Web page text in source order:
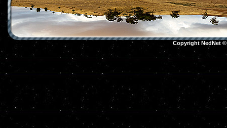
Copyright NedNet